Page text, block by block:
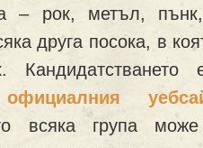
– рок, метъл,
друга посока, в
официалния
всяка група